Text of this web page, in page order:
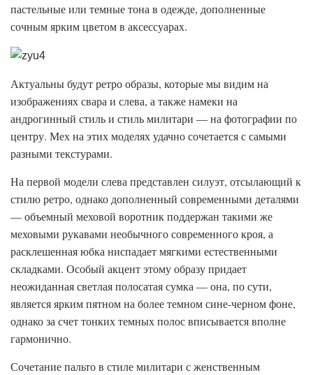
пастельные или темные тона в одежде, дополненные
сочным ярким цветом в аксессуарах.
Актуальны будут ретро образы, которые мы видим на
изображениях свара и слева, а также намеки на
андрогинный стиль и стиль милитари — на фотографии по
центру. Мех на этих моделях удачно сочетается с самыми
разными текстурами.
На первой модели слева представлен силуэт, отсылающий к
стилю ретро, однако дополненный современными деталями
— объемный меховой воротник поддержан такими же
меховыми рукавами необычного современного кроя, а
расклешенная юбка ниспадает мягкими естественными
складками. Особый акцент этому образу придает
неожиданная светлая полосатая сумка — она, по сути,
является ярким пятном на более темном сине-черном фоне,
однако за счет тонких темных полос вписывается вполне
гармонично.
Сочетание пальто в стиле милитари с женственным